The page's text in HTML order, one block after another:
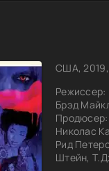
США, 2019,
Режиссер:
Брэд
Продюсер:
Николас
Рид
Штейн,